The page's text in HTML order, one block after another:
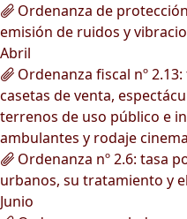
Ordenanza de
emisión de ruidos y
Abril
Ordenanza fiscal nº
casetas de venta,
terrenos de uso público e
ambulantes y rodaje
Ordenanza nº 2.6: tasa
urbanos, su tratamiento y
Junio